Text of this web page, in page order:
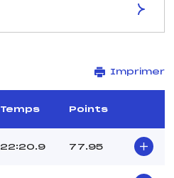
PISTE DU BREITFIRST
7.5 km
75 m
15 m
Imprimer
Temps Points
22:20.9 77.95